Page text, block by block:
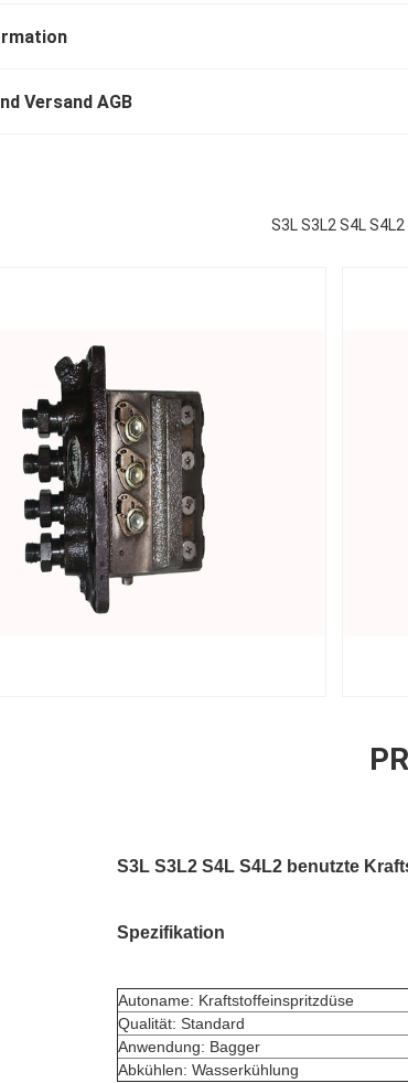
Versand AGB
S3L S3L2 S4L
S3L S3L2 S4L S4L2 benutzte
Spezifikation
Autoname: Kraftstoffeinspritzdüse
Qualität: Standard
Anwendung: Bagger
Abkühlen: Wasserkühlung